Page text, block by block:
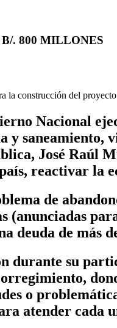
. 800 MILLONES
la construcción del
Nacional
y
José Raúl
reactivar la
de
(anunciadas
deuda de más
durante su
o
atender cada